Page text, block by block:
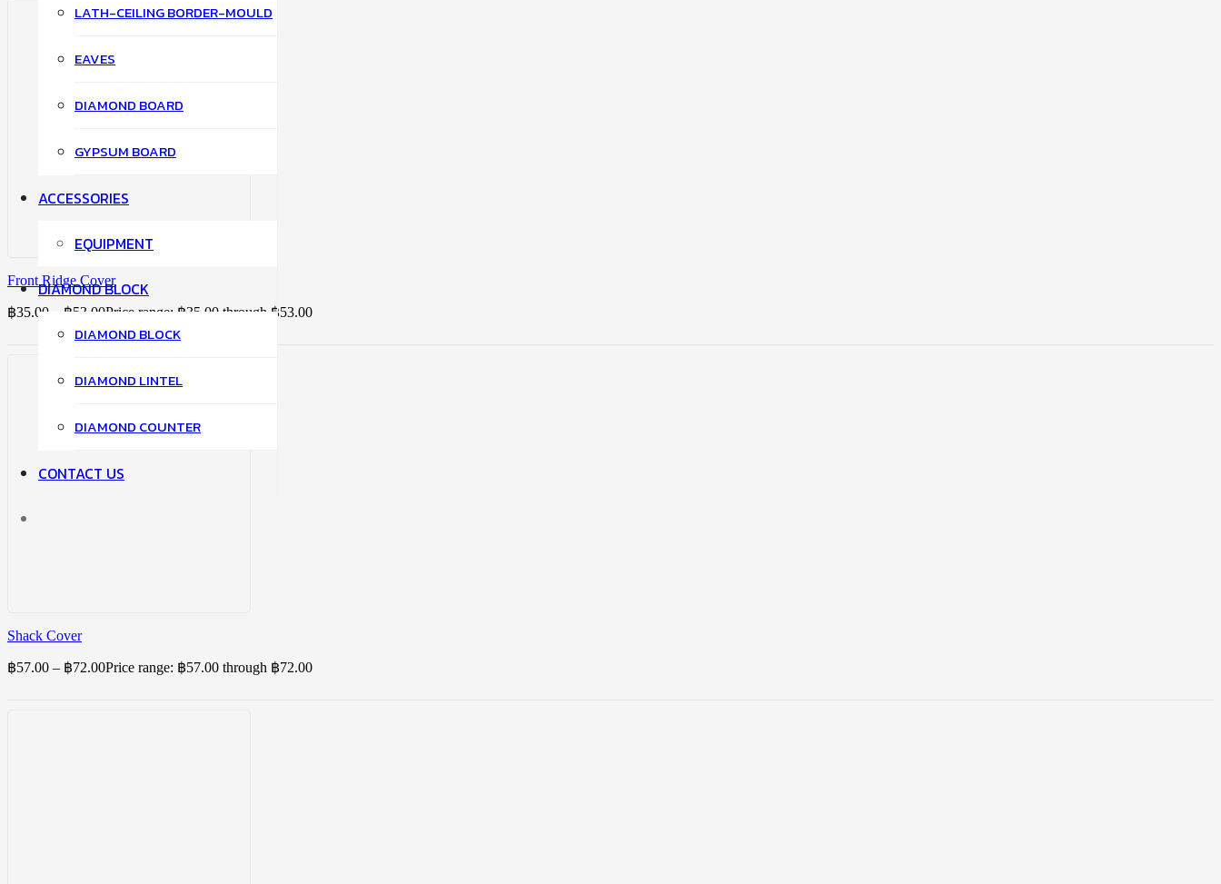
LATH-CEILING BORDER-MOULD
EAVES
DIAMOND BOARD
GYPSUM BOARD
ACCESSORIES
EQUIPMENT
DIAMOND BLOCK
DIAMOND BLOCK
DIAMOND LINTEL
DIAMOND COUNTER
CONTACT US
Front Ridge Cover
฿35.00 ฿53.00Price range: ฿35.00 through ฿53.00
Shack Cover
฿57.00 – ฿72.00Price range: ฿57.00 through ฿72.00